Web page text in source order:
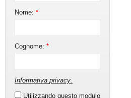
Nome:*
Cognome:*
Informativa privacy.
Utilizzando questo modulo